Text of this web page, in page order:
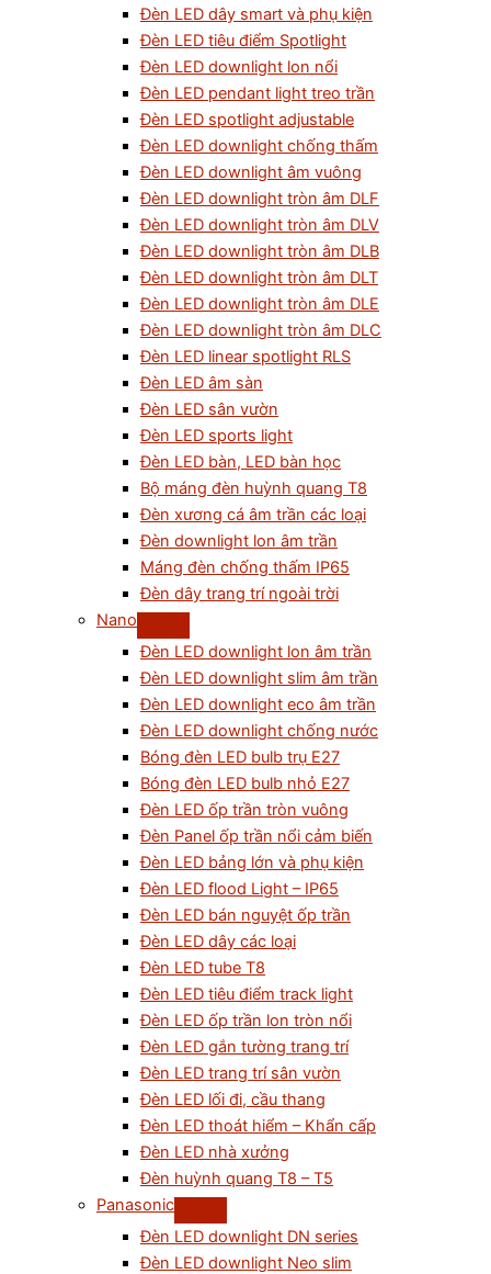
Đèn LED dây smart và phụ kiện
Đèn LED tiêu điểm Spotlight
Đèn LED downlight lon nổi
Đèn LED pendant light treo trần
Đèn LED spotlight adjustable
Đèn LED downlight chống thấm
Đèn LED downlight âm vuông
Đèn LED downlight tròn âm DLF
Đèn LED downlight tròn âm DLV
Đèn LED downlight tròn âm DLB
Đèn LED downlight tròn âm DLT
Đèn LED downlight tròn âm DLE
Đèn LED downlight tròn âm DLC
Đèn LED linear spotlight RLS
Đèn LED âm sàn
Đèn LED sân vườn
Đèn LED sports light
Đèn LED bàn, LED bàn học
Bộ máng đèn huỳnh quang T8
Đèn xương cá âm trần các loại
Đèn downlight lon âm trần
Máng đèn chống thấm IP65
Đèn dây trang trí ngoài trời
Nano
Đèn LED downlight lon âm trần
Đèn LED downlight slim âm trần
Đèn LED downlight eco âm trần
Đèn LED downlight chống nước
Bóng đèn LED bulb trụ E27
Bóng đèn LED bulb nhỏ E27
Đèn LED ốp trần tròn vuông
Đèn Panel ốp trần nổi cảm biến
Đèn LED bảng lớn và phụ kiện
Đèn LED flood Light – IP65
Đèn LED bán nguyệt ốp trần
Đèn LED dây các loại
Đèn LED tube T8
Đèn LED tiêu điểm track light
Đèn LED ốp trần lon tròn nổi
Đèn LED gắn tường trang trí
Đèn LED trang trí sân vườn
Đèn LED lối đi, cầu thang
Đèn LED thoát hiểm – Khẩn cấp
Đèn LED nhà xưởng
Đèn huỳnh quang T8 – T5
Panasonic
Đèn LED downlight DN series
Đèn LED downlight Neo slim